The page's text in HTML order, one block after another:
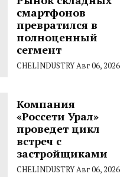
смартфонов
превратился в
полноценный
сегмент
CHELINDUSTRYАвг 06, 2026
Компания
«Россети Урал»
проведет цикл
встреч с
застройщиками
CHELINDUSTRYАвг 06, 2026